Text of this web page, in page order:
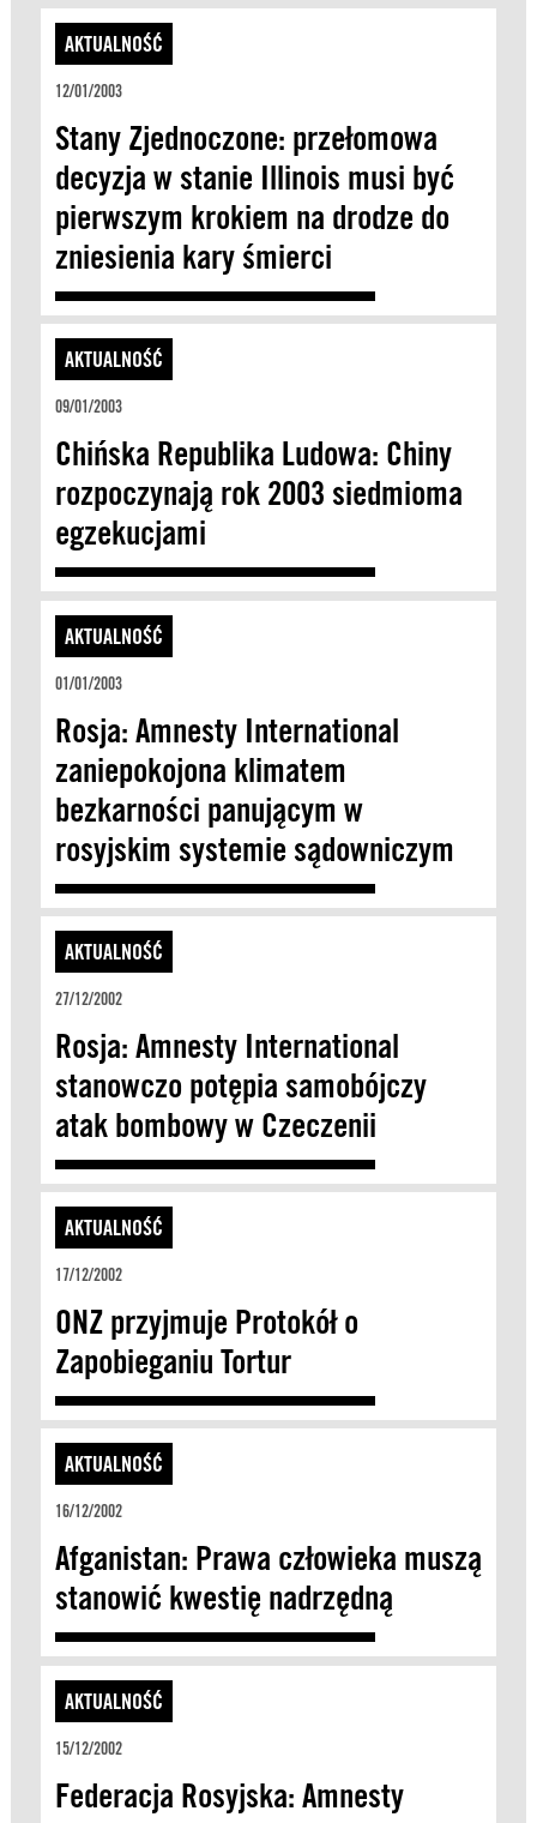
AKTUALNOŚĆ
12/01/2003
Stany Zjednoczone: przełomowa
decyzja w stanie Illinois musi być
pierwszym krokiem na drodze do
zniesienia kary śmierci
AKTUALNOŚĆ
09/01/2003
Chińska Republika Ludowa: Chiny
rozpoczynają rok 2003 siedmioma
egzekucjami
AKTUALNOŚĆ
01/01/2003
Rosja: Amnesty International
zaniepokojona klimatem
bezkarności panującym w
rosyjskim systemie sądowniczym
AKTUALNOŚĆ
27/12/2002
Rosja: Amnesty International
stanowczo potępia samobójczy
atak bombowy w Czeczenii
AKTUALNOŚĆ
17/12/2002
ONZ przyjmuje Protokół o
Zapobieganiu Tortur
AKTUALNOŚĆ
16/12/2002
Afganistan: Prawa człowieka muszą
stanowić kwestię nadrzędną
AKTUALNOŚĆ
15/12/2002
Federacja Rosyjska: Amnesty